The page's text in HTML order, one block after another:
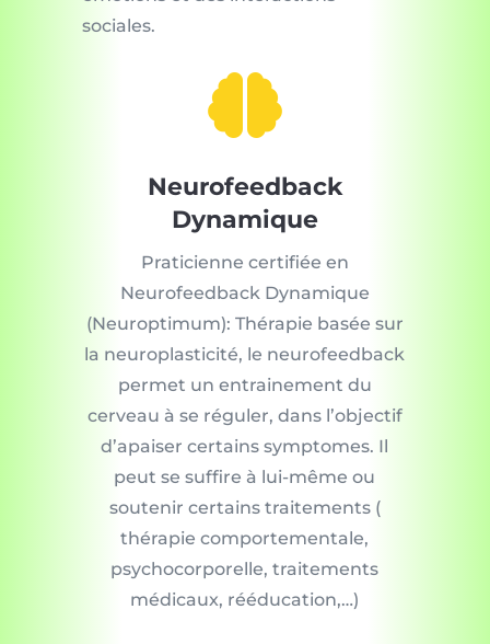
sociales.

Neurofeedback
Dynamique
Praticienne certifiée en
Neurofeedback Dynamique
(Neuroptimum): Thérapie basée sur
la neuroplasticité, le neurofeedback
permet un entrainement du
cerveau à se réguler, dans l’objectif
d’apaiser certains symptomes. Il
peut se suffire à lui-même ou
soutenir certains traitements (
thérapie comportementale,
psychocorporelle, traitements
médicaux, rééducation,…)